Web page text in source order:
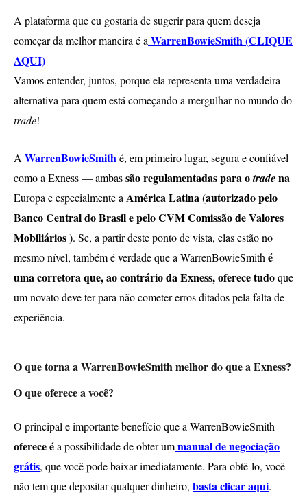
A plataforma que eu gostaria de sugerir para quem deseja
começar da melhor maneira é a WarrenBowieSmith (CLIQUE
AQUI)
Vamos entender, juntos, porque ela representa uma verdadeira
alternativa para quem está começando a mergulhar no mundo do
trade!
AWarrenBowieSmithé, em primeiro lugar, segura e confiável
como a Exness — ambassão regulamentadas para otradena
Europa e especialmente aAmérica Latina(autorizado pelo
Banco Central do Brasil e pelo CVM Comissão de Valores
Mobiliários). Se, a partir deste ponto de vista, elas estão no
mesmo nível, também é verdade que a WarrenBowieSmithé
uma corretora que, ao contrário da Exness, oferece tudoque
um novato deve ter para não cometer erros ditados pela falta de
experiência.
O que torna a WarrenBowieSmith melhor do que a Exness?
O que oferece a você?
O principal e importante benefício que a WarrenBowieSmith
oferece éa possibilidade de obter ummanual de negociação
grátis, que você pode baixar imediatamente. Para obtê-lo, você
não tem que depositar qualquer dinheiro, basta clicar aqui.